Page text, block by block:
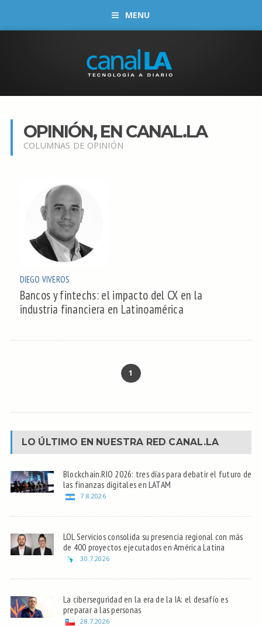
MENU
OPINIÓN, EN CANAL.LA
COLUMNAS DE OPINIÓN
DIEGO VIVEROS
Bancos y fintechs: el impacto del CX en la
industria financiera en Latinoamérica
1
LO ÚLTIMO EN NUESTRA RED CANAL.LA
Blockchain.RIO 2026: tres días para debatir el futuro de
las finanzas digitales en LATAM
7.8.2026
LOL Servicios consolida su presencia regional con más
de 400 proyectos ejecutados en América Latina
30.7.2026
La ciberseguridad en la era de la IA: el desafío es
preparar a las personas
28.7.2026